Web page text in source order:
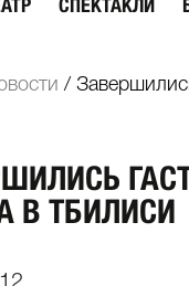
СПЕКТАКЛИ
/
В ТБИЛИСИ